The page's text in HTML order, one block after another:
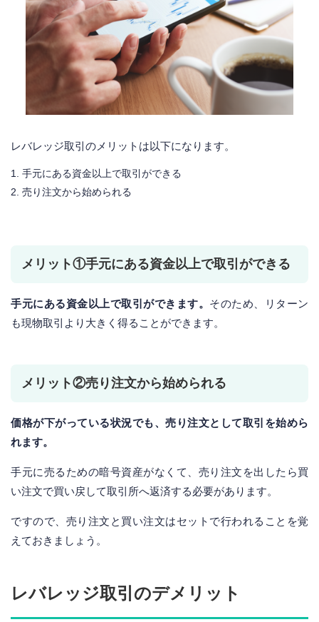
レバレッジ取引のメリットは以下になります。
手元にある資金以上で取引ができる
売り注文から始められる
メリット①手元にある資金以上で取引ができる
手元にある資金以上で取引ができます。 そのため、リターン
も現物取引より大きく得ることができます。
メリット②売り注文から始められる
価格が下がっている状況でも、売り注文として取引を始めら
れます。
手元に売るための暗号資産がなくて、売り注文を出したら買
い注文で買い戻して取引所へ返済する必要があります。
ですので、売り注文と買い注文はセットで行われることを覚
えておきましょう。
レバレッジ取引のデメリット